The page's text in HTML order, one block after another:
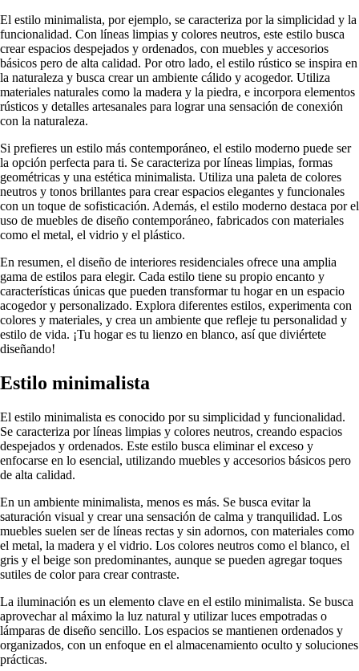
El estilo minimalista, por ejemplo, se caracteriza por la simplicidad y la
funcionalidad. Con líneas limpias y colores neutros, este estilo busca
crear espacios despejados y ordenados, con muebles y accesorios
básicos pero de alta calidad. Por otro lado, el estilo rústico se inspira en
la naturaleza y busca crear un ambiente cálido y acogedor. Utiliza
materiales naturales como la madera y la piedra, e incorpora elementos
rústicos y detalles artesanales para lograr una sensación de conexión
con la naturaleza.
Si prefieres un estilo más contemporáneo, el estilo moderno puede ser
la opción perfecta para ti. Se caracteriza por líneas limpias, formas
geométricas y una estética minimalista. Utiliza una paleta de colores
neutros y tonos brillantes para crear espacios elegantes y funcionales
con un toque de sofisticación. Además, el estilo moderno destaca por el
uso de muebles de diseño contemporáneo, fabricados con materiales
como el metal, el vidrio y el plástico.
En resumen, el diseño de interiores residenciales ofrece una amplia
gama de estilos para elegir. Cada estilo tiene su propio encanto y
características únicas que pueden transformar tu hogar en un espacio
acogedor y personalizado. Explora diferentes estilos, experimenta con
colores y materiales, y crea un ambiente que refleje tu personalidad y
estilo de vida. ¡Tu hogar es tu lienzo en blanco, así que diviértete
diseñando!
Estilo minimalista
El estilo minimalista es conocido por su simplicidad y funcionalidad.
Se caracteriza por líneas limpias y colores neutros, creando espacios
despejados y ordenados. Este estilo busca eliminar el exceso y
enfocarse en lo esencial, utilizando muebles y accesorios básicos pero
de alta calidad.
En un ambiente minimalista, menos es más. Se busca evitar la
saturación visual y crear una sensación de calma y tranquilidad. Los
muebles suelen ser de líneas rectas y sin adornos, con materiales como
el metal, la madera y el vidrio. Los colores neutros como el blanco, el
gris y el beige son predominantes, aunque se pueden agregar toques
sutiles de color para crear contraste.
La iluminación es un elemento clave en el estilo minimalista. Se busca
aprovechar al máximo la luz natural y utilizar luces empotradas o
lámparas de diseño sencillo. Los espacios se mantienen ordenados y
organizados, con un enfoque en el almacenamiento oculto y soluciones
prácticas.